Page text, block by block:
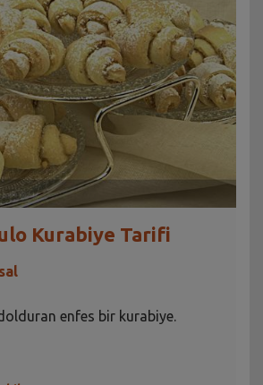
Kurabiye Tarifi
enfes bir kurabiye.